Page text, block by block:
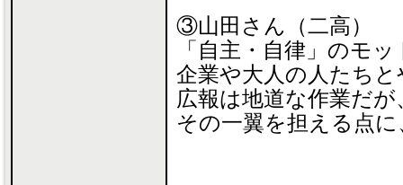
③山田さん（二高）
「自主・自律」のモ
企業や大人の人たち
広報は地道な作業だ
その一翼を担える点